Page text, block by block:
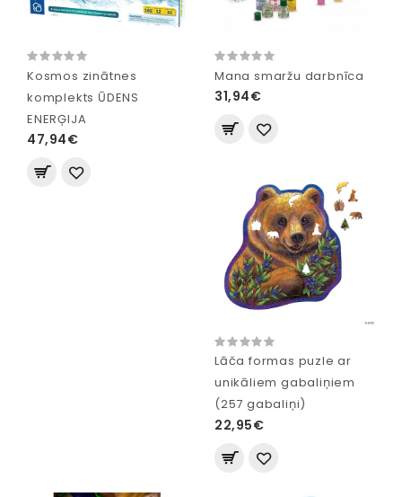
Kosmos zinātnes
komplekts ŪDENS
ENERĢIJA
47,94€
Mana smaržu darbnīca
31,94€
Lāča formas puzle ar
unikāliem gabaliņiem
(257 gabaliņi)
22,95€